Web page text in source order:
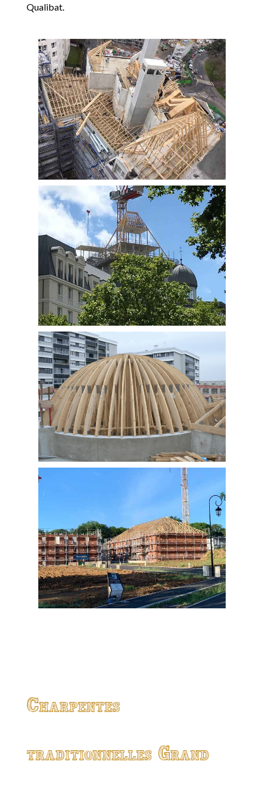
Qualibat.
Charpentes
traditionnelles Grand